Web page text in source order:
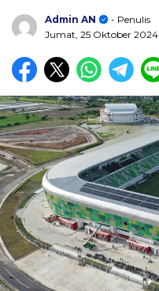
Admin AN
- Penulis
Jumat, 25 Oktober 2024